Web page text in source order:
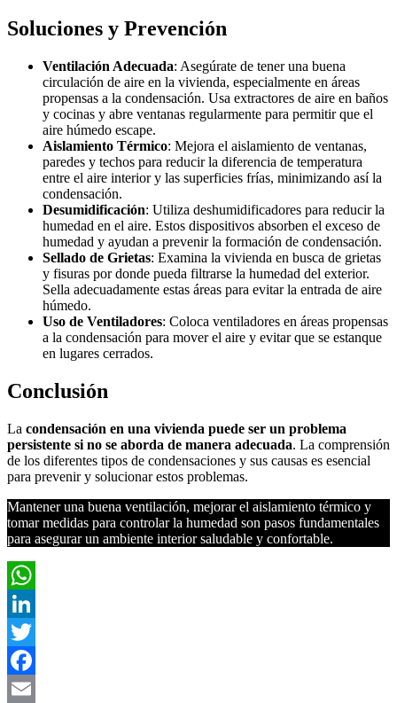
Soluciones y Prevención
Ventilación Adecuada: Asegúrate de tener una buena
circulación de aire en la vivienda, especialmente en áreas
propensas a la condensación. Usa extractores de aire en baños
y cocinas y abre ventanas regularmente para permitir que el
aire húmedo escape.
Aislamiento Térmico: Mejora el aislamiento de ventanas,
paredes y techos para reducir la diferencia de temperatura
entre el aire interior y las superficies frías, minimizando así la
condensación.
Desumidificación: Utiliza deshumidificadores para reducir la
humedad en el aire. Estos dispositivos absorben el exceso de
humedad y ayudan a prevenir la formación de condensación.
Sellado de Grietas: Examina la vivienda en busca de grietas
y fisuras por donde pueda filtrarse la humedad del exterior.
Sella adecuadamente estas áreas para evitar la entrada de aire
húmedo.
Uso de Ventiladores: Coloca ventiladores en áreas propensas
a la condensación para mover el aire y evitar que se estanque
en lugares cerrados.
Conclusión
La condensación en una vivienda puede ser un problema
persistente si no se aborda de manera adecuada. La comprensión
de los diferentes tipos de condensaciones y sus causas es esencial
para prevenir y solucionar estos problemas.
Mantener una buena ventilación, mejorar el aislamiento térmico y
tomar medidas para controlar la humedad son pasos fundamentales
para asegurar un ambiente interior saludable y confortable.
WhatsApp
LinkedIn
Twitter
Facebook